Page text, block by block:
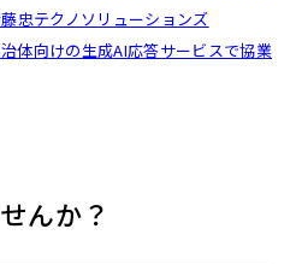
忠テクノソリューションズ
体向けの生成AI応答サービスで協業
んか？